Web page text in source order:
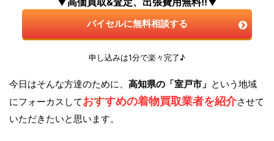
バイセルに無料相談する
申し込みは1分で楽々完了♪
今日はそんな方達のために、 高知県の「室戸市」 という地域
にフォーカスしておすすめの着物買取業者を紹介させて
いただきたいと思います。